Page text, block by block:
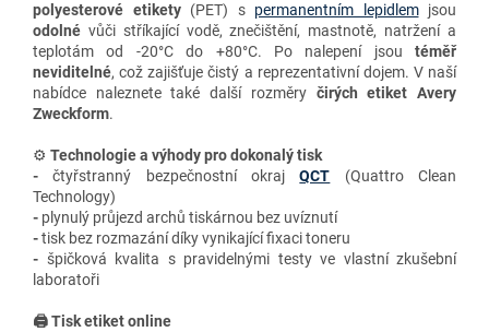
polyesterové etikety(PET) s permanentním lepidlemjsou
odolné vůči stříkající vodě, znečištění, mastnotě, natržení a
teplotám od -20°C do +80°C. Po nalepení jsou téměř
neviditelné, což zajišťuje čistý a reprezentativní dojem. V naší
nabídce naleznete také další rozměryčirých etiket Avery
Zweckform.
⚙️ Technologie a výhodypro dokonalý tisk
-čtyřstranný bezpečnostní okraj QCT
(Quattro Clean
Technology)
- plynulý průjezd archů tiskárnou bez uvíznutí
-tisk bez rozmazání díky vynikající fixaci toneru
- špičková kvalita s pravidelnými testy ve vlastní zkušební
laboratoři
🖨️ Tisk etiket online